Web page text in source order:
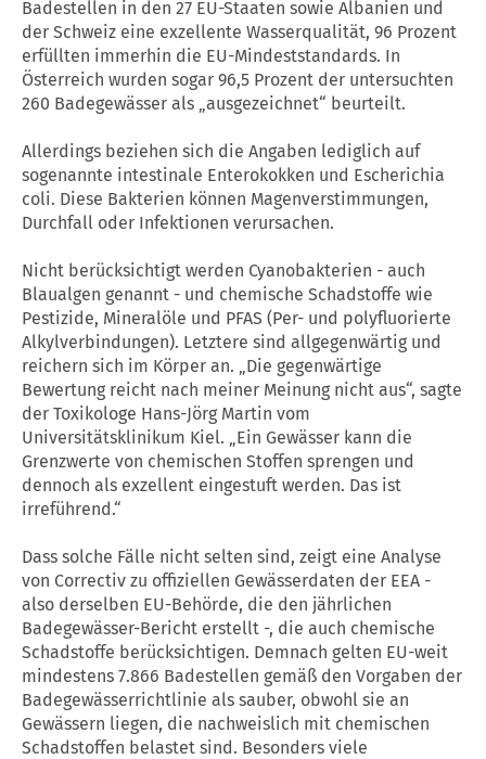
Badestellen in den 27 EU-Staaten sowie Albanien und
der Schweiz eine exzellente Wasserqualität, 96 Prozent
erfüllten immerhin die EU-Mindeststandards. In
Österreich wurden sogar 96,5 Prozent der untersuchten
260 Badegewässer als „ausgezeichnet“ beurteilt.
Allerdings beziehen sich die Angaben lediglich auf
sogenannte intestinale Enterokokken und Escherichia
coli. Diese Bakterien können Magenverstimmungen,
Durchfall oder Infektionen verursachen.
Nicht berücksichtigt werden Cyanobakterien - auch
Blaualgen genannt - und chemische Schadstoffe wie
Pestizide, Mineralöle und PFAS (Per- und polyfluorierte
Alkylverbindungen). Letztere sind allgegenwärtig und
reichern sich im Körper an. „Die gegenwärtige
Bewertung reicht nach meiner Meinung nicht aus“, sagte
der Toxikologe Hans-Jörg Martin vom
Universitätsklinikum Kiel. „Ein Gewässer kann die
Grenzwerte von chemischen Stoffen sprengen und
dennoch als exzellent eingestuft werden. Das ist
irreführend.“
Dass solche Fälle nicht selten sind, zeigt eine Analyse
von Correctiv zu offiziellen Gewässerdaten der EEA -
also derselben EU-Behörde, die den jährlichen
Badegewässer-Bericht erstellt -, die auch chemische
Schadstoffe berücksichtigen. Demnach gelten EU-weit
mindestens 7.866 Badestellen gemäß den Vorgaben der
Badegewässerrichtlinie als sauber, obwohl sie an
Gewässern liegen, die nachweislich mit chemischen
Schadstoffen belastet sind. Besonders viele